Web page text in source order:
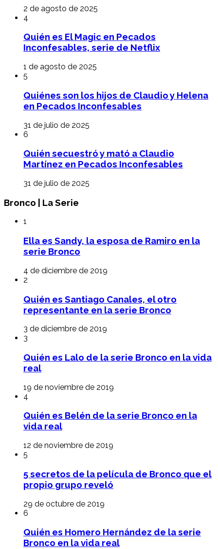
2 de agosto de 2025
4
Quién es El Magic en Pecados
Inconfesables, serie de Netflix
1 de agosto de 2025
5
Quiénes son los hijos de Claudio y Helena
en Pecados Inconfesables
31 de julio de 2025
6
Quién secuestró y mató a Claudio
Martínez en Pecados Inconfesables
31 de julio de 2025
Bronco | La Serie
1
Ella es Sandy, la esposa de Ramiro en la
serie Bronco
4 de diciembre de 2019
2
Quién es Santiago Canales, el otro
representante en la serie Bronco
3 de diciembre de 2019
3
Quién es Lalo de la serie Bronco en la vida
real
19 de noviembre de 2019
4
Quién es Belén de la serie Bronco en la
vida real
12 de noviembre de 2019
5
5 secretos de la película de Bronco que el
propio grupo reveló
29 de octubre de 2019
6
Quién es Homero Hernández de la serie
Bronco en la vida real